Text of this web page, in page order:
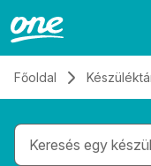
Főoldal
Gépelés közben